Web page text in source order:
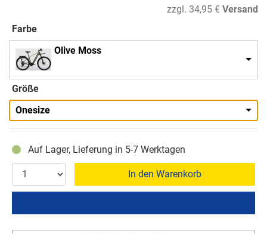
zzgl. 34,95 € Versand
Farbe
Olive Moss
Größe
Onesize
Auf Lager, Lieferung in 5-7 Werktagen
In den Warenkorb